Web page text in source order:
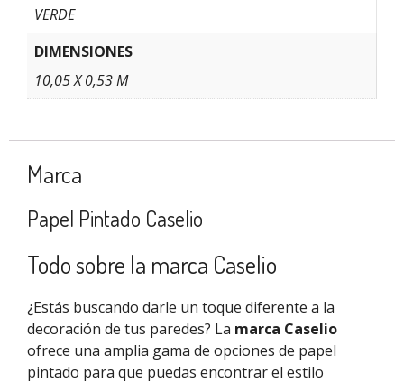
VERDE
DIMENSIONES
10,05 X 0,53 M
Marca
Papel Pintado Caselio
Todo sobre la marca Caselio
¿Estás buscando darle un toque diferente a la
decoración de tus paredes? La marca Caselio
ofrece una amplia gama de opciones de papel
pintado para que puedas encontrar el estilo